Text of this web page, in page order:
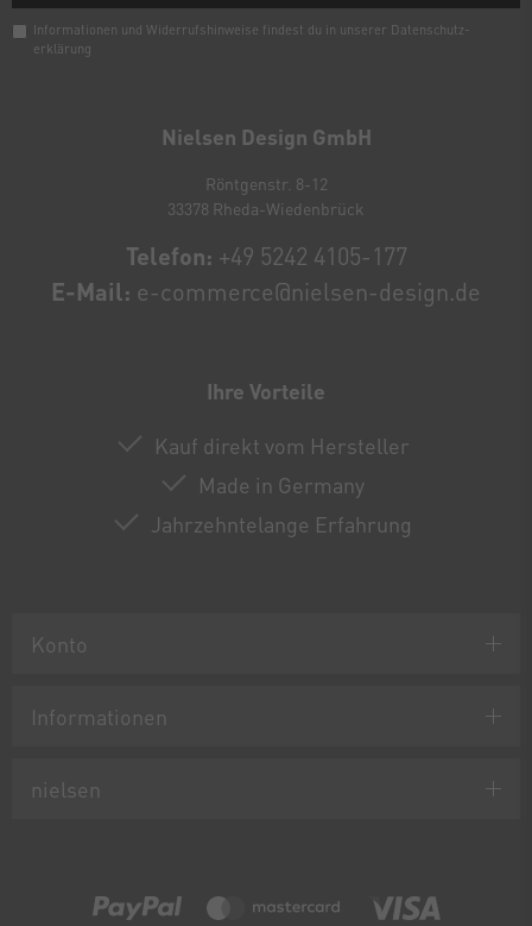
Nielsen Design GmbH
Röntgenstr. 8-12
33378 Rheda-Wiedenbrück
Telefon: +49 5242 4105-177
E-Mail: e-commerce@nielsen-design.de
Ihre Vorteile
Kauf direkt vom Hersteller
Made in Germany
Jahrzehntelange Erfahrung
Konto
Informationen
nielsen
Informationen und Widerrufshinweise findest du in unserer Daten­schutz­
erklärung